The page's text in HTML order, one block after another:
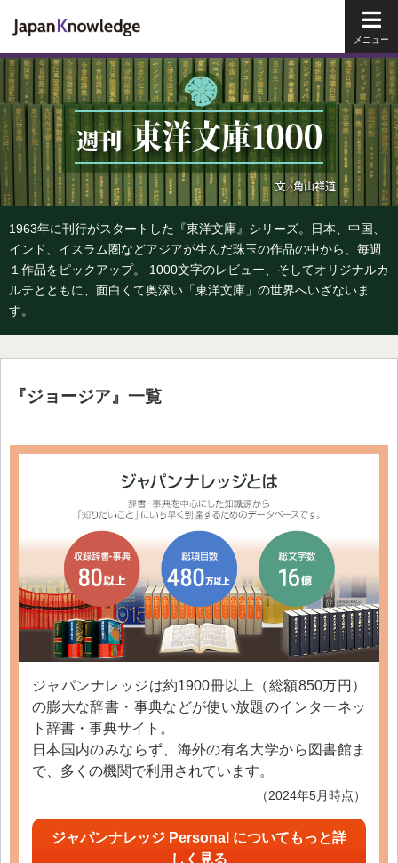
1963年に刊行がスタートした『東洋文庫』シリーズ。日本、中国、
インド、イスラム圏などアジアが生んだ珠玉の作品の中から、毎週
１作品をピックアップ。 1000文字のレビュー、そしてオリジナルカ
ルテとともに、面白くて奥深い「東洋文庫」の世界へいざないま
す。
『ジョージア』一覧
ジャパンナレッジは約1900冊以上（総額850万円）
の膨大な辞書・事典などが使い放題のインターネッ
ト辞書・事典サイト。
日本国内のみならず、海外の有名大学から図書館ま
で、多くの機関で利用されています。
（2024年5月時点）
ジャパンナレッジ Personal についてもっと詳
しく見る